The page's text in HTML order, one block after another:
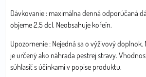
Dávkovanie : maximálna denná odporúčaná
objeme 2,5 dcl. Neobsahuje kofeín.
Upozornenie : Nejedná sa o výživový doplnok.
je určený ako náhrada pestrej stravy.
súhlasiť s účinkami v popise produktu.